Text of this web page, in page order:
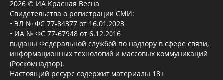
2026 © ИА Красная Весна
Свидетельства о регистрации СМИ:
• ЭЛ № ФС 77-84377 от 16.01.2023
• ИА № ФС 77-67948 от 6.12.2016
выданы Федеральной службой по надзору в сфере связи,
информационных технологий и массовых коммуникаций
(Роскомнадзор).
Настоящий ресурс содержит материалы 18+